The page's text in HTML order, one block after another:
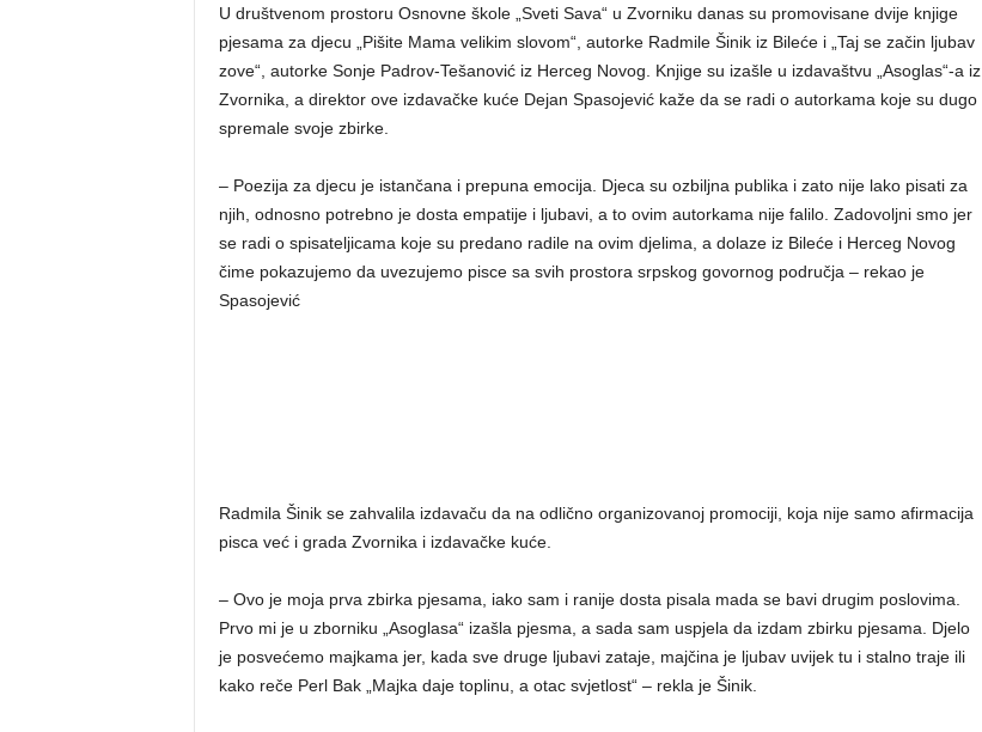
U društvenom prostoru Osnovne škole „Sveti Sava“ u Zvorniku danas su promovisane dvije knjige
pjesama za djecu „Pišite Mama velikim slovom“, autorke Radmile Šinik iz Bileće i „Taj se začin ljubav
zove“, autorke Sonje Padrov-Tešanović iz Herceg Novog. Knjige su izašle u izdavaštvu „Asoglas“-a iz
Zvornika, a direktor ove izdavačke kuće Dejan Spasojević kaže da se radi o autorkama koje su dugo
spremale svoje zbirke.
– Poezija za djecu je istančana i prepuna emocija. Djeca su ozbiljna publika i zato nije lako pisati za
njih, odnosno potrebno je dosta empatije i ljubavi, a to ovim autorkama nije falilo. Zadovoljni smo jer
se radi o spisateljicama koje su predano radile na ovim djelima, a dolaze iz Bileće i Herceg Novog
čime pokazujemo da uvezujemo pisce sa svih prostora srpskog govornog područja – rekao je
Spasojević
Radmila Šinik se zahvalila izdavaču da na odlično organizovanoj promociji, koja nije samo afirmacija
pisca već i grada Zvornika i izdavačke kuće.
– Ovo je moja prva zbirka pjesama, iako sam i ranije dosta pisala mada se bavi drugim poslovima.
Prvo mi je u zborniku „Asoglasa“ izašla pjesma, a sada sam uspjela da izdam zbirku pjesama. Djelo
je posvećemo majkama jer, kada sve druge ljubavi zataje, majčina je ljubav uvijek tu i stalno traje ili
kako reče Perl Bak „Majka daje toplinu, a otac svjetlost“ – rekla je Šinik.